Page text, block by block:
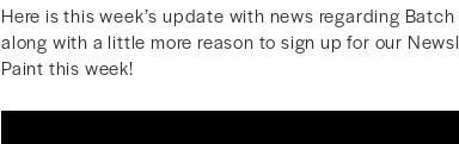
Here is this week’s update with news regarding
along with a little more reason to sign up for our
Paint this week!